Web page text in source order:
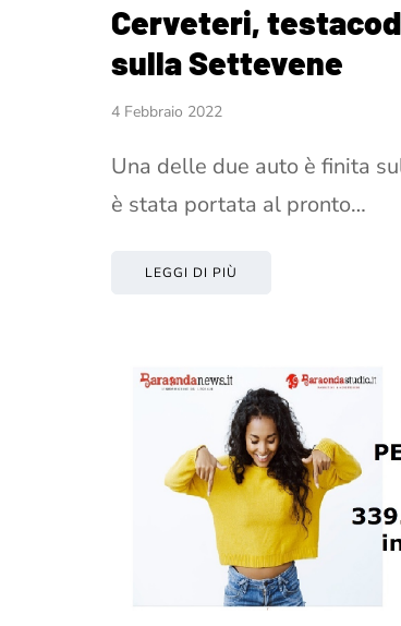
Cerveteri,
sulla Settevene
4 Febbraio 2022
Una delle due auto è finita
è stata portata al pronto…
LEGGI DI PIÙ